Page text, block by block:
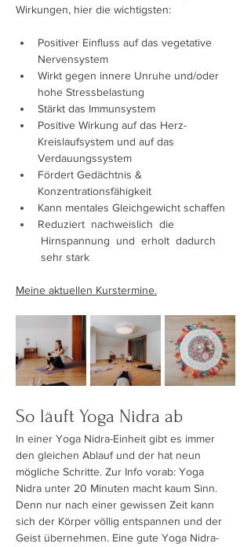
Wirkungen, hier die wichtigsten:
Positiver Einfluss auf das vegetative
Nervensystem
Wirkt gegen innere Unruhe und/oder
hohe Stressbelastung
Stärkt das Immunsystem
Positive Wirkung auf das Herz-
Kreislaufsystem und auf das
Verdauungssystem
Fördert Gedächtnis &
Konzentrationsfähigkeit
Kann mentales Gleichgewicht schaffen
Reduziert  nachweislich  die
Hirnspannung  und  erholt  dadurch
sehr stark
Meine aktuellen Kurstermine.
So läuft Yoga Nidra ab
In einer Yoga Nidra-Einheit gibt es immer
den gleichen Ablauf und der hat neun
mögliche Schritte. Zur Info vorab: Yoga
Nidra unter 20 Minuten macht kaum Sinn.
Denn nur nach einer gewissen Zeit kann
sich der Körper völlig entspannen und der
Geist übernehmen. Eine gute Yoga Nidra-